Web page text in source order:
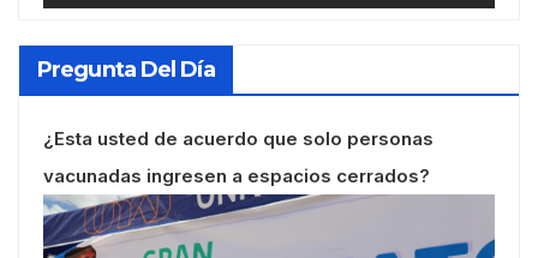
Pregunta Del Día
¿Esta usted de acuerdo que solo personas
vacunadas ingresen a espacios cerrados?